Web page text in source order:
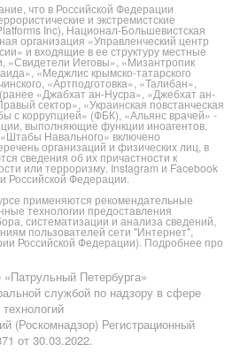
что в Российской Федерации
и экстремистские
Inc), Национал-Большевистская
организация «Управленческий центр
и входящие в ее структуру местные
«Свидетели Иеговы», «Мизантропик
«Меджлис крымско-татарского
«Артподготовка», «Талибан»,
«Джабхат ан-Нусра», «Джебхат ан-
сектор», «Украинская повстанческая
с коррупцией» (ФБК), «Альянс врачей» -
выполняющие функции иноагентов.
Навального» включено
организаций и физических лиц, в
сведения об их причастности к
или терроризму. Instagram и Facebook
Федерации.
применяются рекомендательные
технологии предоставления
систематизации и анализа сведений,
пользователей сети "Интернет",
Российской Федерации). Подробнее про
Петербурга»
службой по надзору в сфере
(Роскомнадзор) Регистрационный
от 30.03.2022.